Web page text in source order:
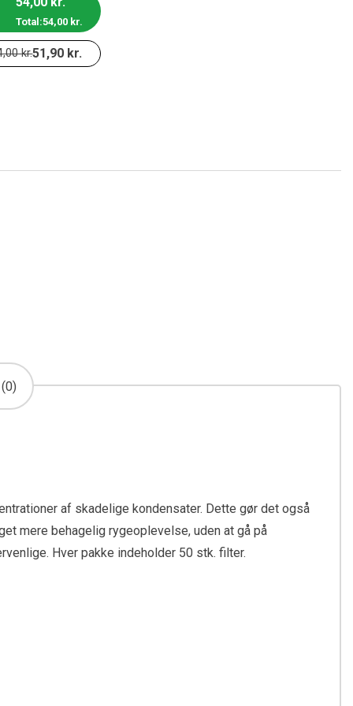
Total:54,00 kr.
kr.51,90 kr.
af skadelige kondensater. Dette gør det også
mere behagelig rygeoplevelse, uden at gå på
Hver pakke indeholder 50 stk. filter.